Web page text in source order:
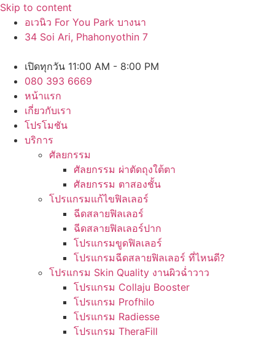
Skip to content
อเวนิว For You Park บางนา
34 Soi Ari, Phahonyothin 7
เปิดทุกวัน 11:00 AM - 8:00 PM
080 393 6669
หน้าแรก
เกี่ยวกับเรา
โปรโมชัน
บริการ
ศัลยกรรม
ศัลยกรรม ผ่าตัดถุงใต้ตา
ศัลยกรรม ตาสองชั้น
โปรแกรมแก้ไขฟิลเลอร์
ฉีดสลายฟิลเลอร์
ฉีดสลายฟิลเลอร์ปาก
โปรแกรมขูดฟิลเลอร์
โปรแกรมฉีดสลายฟิลเลอร์ ที่ไหนดี?
โปรแกรม Skin Quality งานผิวฉ่ำวาว
โปรแกรม Collaju Booster
โปรแกรม Profhilo
โปรแกรม Radiesse
โปรแกรม TheraFill